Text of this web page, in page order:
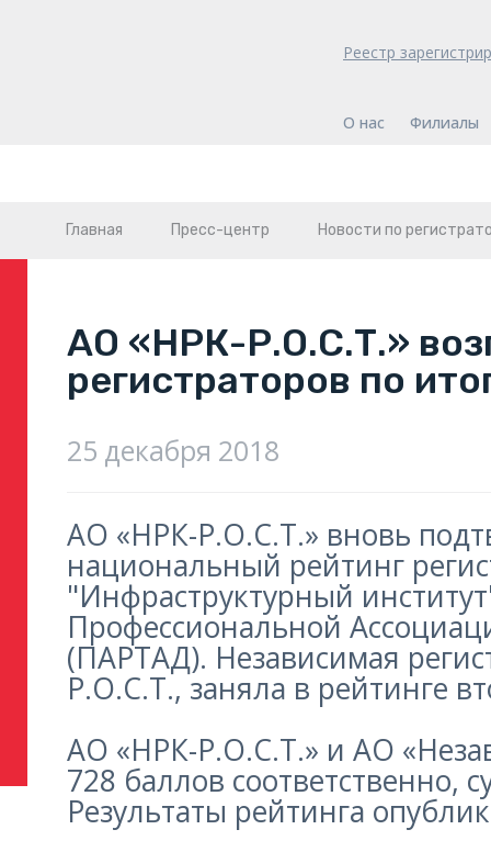
Реестр
О нас Филиалы
Главная Пресс-центр Новости по
АО «НРК-Р.О.С.Т.»
регистраторов по
25 декабря 2018
АО «НРК-Р.О.С.Т.» вновь
национальный рейтинг
"Инфраструктурный
Профессиональной
(ПАРТАД). Независимая
Р.О.С.Т., заняла в рейтинге
АО «НРК-Р.О.С.Т.» и АО
728 баллов
Результаты рейтинга